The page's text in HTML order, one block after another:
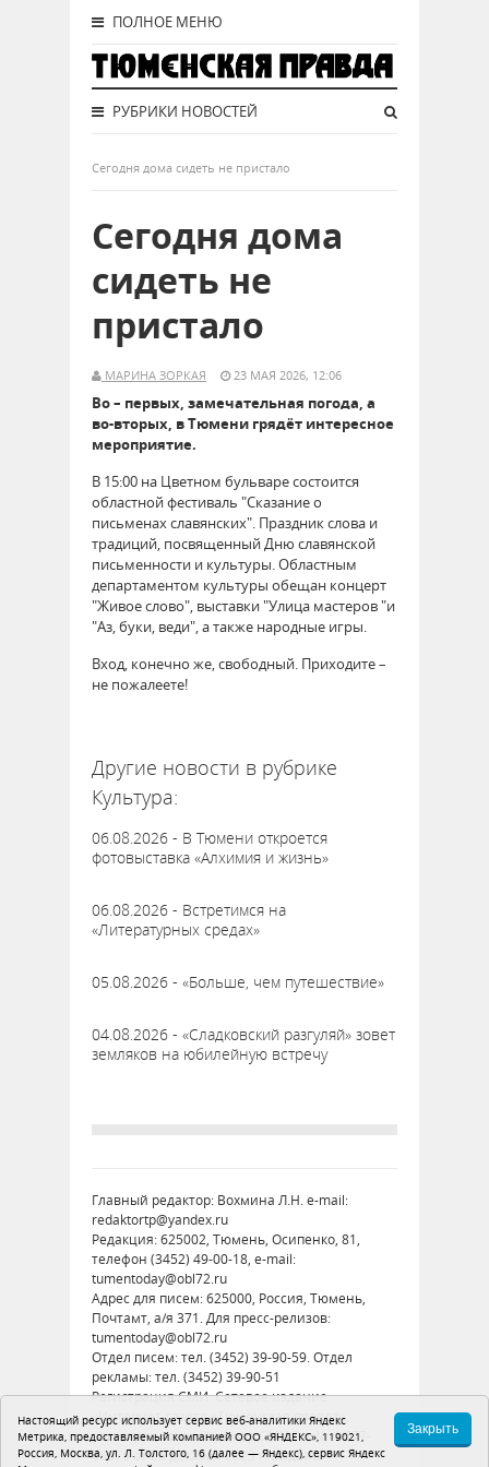
ПОЛНОЕ МЕНЮ
РУБРИКИ НОВОСТЕЙ
Сегодня дома сидеть не пристало
Сегодня дома
сидеть не
пристало
МАРИНА ЗОРКАЯ 23 МАЯ 2026, 12:06
Во – первых, замечательная погода, а
во-вторых, в Тюмени грядёт интересное
мероприятие.
В 15:00 на Цветном бульваре состоится
областной фестиваль "Сказание о
письменах славянских". Праздник слова и
традиций, посвященный Дню славянской
письменности и культуры. Областным
департаментом культуры обещан концерт
"Живое слово", выставки "Улица мастеров "и
"Аз, буки, веди", а также народные игры.
Вход, конечно же, свободный. Приходите –
не пожалеете!
Другие новости в рубрике
Культура:
06.08.2026 - В Тюмени откроется
фотовыставка «Алхимия и жизнь»
06.08.2026 - Встретимся на
«Литературных средах»
05.08.2026 - «Больше, чем путешествие»
04.08.2026 - «Сладковский разгуляй» зовет
земляков на юбилейную встречу
Главный редактор: Вохмина Л.Н. e-mail:
redaktortp@yandex.ru
Редакция: 625002, Тюмень, Осипенко, 81,
телефон (3452) 49-00-18, e-mail:
tumentoday@obl72.ru
Адрес для писем: 625000, Россия, Тюмень,
Почтамт, а/я 371. Для пресс-релизов:
tumentoday@obl72.ru
Отдел писем: тел. (3452) 39-90-59. Отдел
рекламы: тел. (3452) 39-90-51
Регистрация СМИ: Сетевое издание
«Интернет-газета «Тюменская правда»,
регистрационный номер СМИ Эл № ФС77-
86575 от 26 декабря 2023 г. выдано
Настоящий ресурс использует сервис веб-аналитики Яндекс
Метрика, предоставляемый компанией ООО «ЯНДЕКС», 119021,
Россия, Москва, ул. Л. Толстого, 16 (далее — Яндекс), сервис Яндекс
Закрыть